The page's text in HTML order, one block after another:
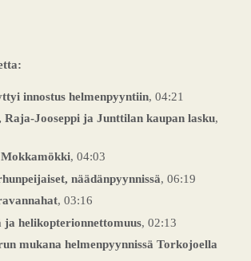
innostus helmenpyyntiin, 04:21
Raja-Jooseppi ja Junttilan kaupan lasku,
, 04:03
näädänpyynnissä, 06:19
, 03:16
helikopterionnettomuus, 02:13
mukana helmenpyynnissä Torkojoella